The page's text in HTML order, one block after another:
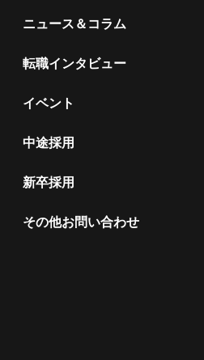
ニュース＆コラム
転職インタビュー
イベント
中途採用
新卒採用
その他お問い合わせ